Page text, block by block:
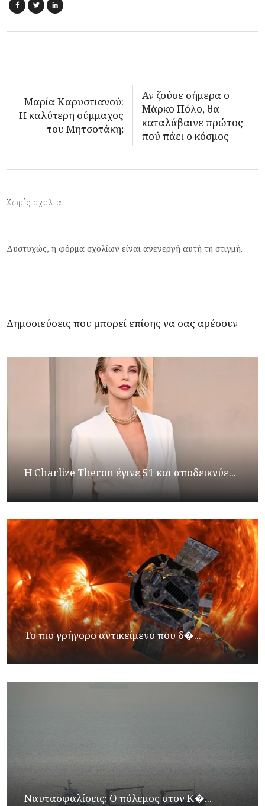
Μαρία Καρυστιανού:
Η καλύτερη σύμμαχος
του Μητσοτάκη;
Αν ζούσε σήμερα ο
Μάρκο Πόλο, θα
καταλάβαινε πρώτος
πού πάει ο κόσμος
Χωρίς σχόλια
Δυστυχώς, η φόρμα σχολίων είναι ανενεργή αυτή τη στιγμή.
Δημοσιεύσεις που μπορεί επίσης να σας αρέσουν
Η Charlize Theron έγινε 51 και αποδεικνύε...
Το πιο γρήγορο αντικείμενο που δ�...
Ναυτασφαλίσεις: Ο πόλεμος στον Κ�...